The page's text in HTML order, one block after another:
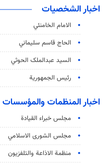
اخبار الشخصيات
الامام الخامنئي
الحاج قاسم سليماني
السید عبدالملک الحوثي
رئيس الجمهورية
اخبار المنظمات والمؤسسات
مجلس خبراء القيادة
مجلس الشورى الاسلامي
منظمة الاذاعة والتلفزیون